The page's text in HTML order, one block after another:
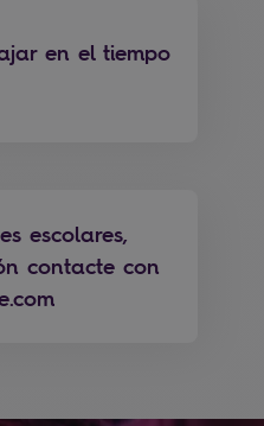
en el tiempo
escolares,
contacte con